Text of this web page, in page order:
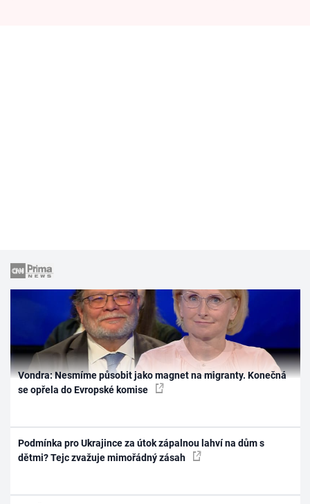
Vondra: Nesmíme působit jako magnet na migranty. Konečná
se opřela do Evropské komise
Podmínka pro Ukrajince za útok zápalnou lahví na dům s
dětmi? Tejc zvažuje mimořádný zásah